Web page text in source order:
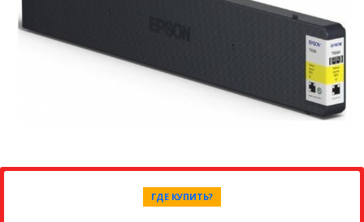
ГДЕ КУПИТЬ?